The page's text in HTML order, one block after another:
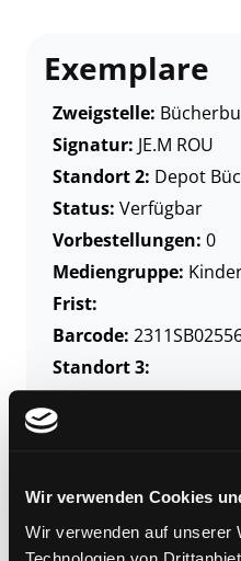
Wir verwenden Cookies
Wir verwenden auf unserer
Exemplare
Zweigstelle:
Signatur: JE.M ROU
Standort 2: Depot
Status: Verfügbar
Vorbestellungen: 0
Mediengruppe:
Frist:
Barcode:
Standort 3:
Signatur: JE.M ROU
Standort 2: Ausleihe